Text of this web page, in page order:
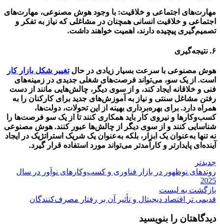
مهارت‌های اجتماعی و خلاقیت: با وجود هوش مصنوعی، مهارت‌های
اجتماعی و خلاقیت انسانی همچنان در مشاغلی که نیاز به تفکر و
تصمیم‌گیری پیچیده دارند، اهمیت خواهند داشت.
۶. نتیجه‌گیری
هوش مصنوعی با سرعت بسیار زیادی در حالتغییر شکل بازار کار
است. از یک سو، می‌تواند فرصت‌های شغلی جدیدی در زمینه‌های
فنی و خلاقانه ایجاد کند، و از سوی دیگر، چالش‌هایی مانند از دست
رفتن مشاغل سنتی و نیاز به آموزش‌های جدید برای کارکنان را به
همراه دارد. برای بهره‌برداری بهینه از این تحولات، دولت‌ها،
کسب‌وکارها و نیروی کار باید همکاری کنند تا از یک ‌سو فرصت‌ها را
شناسایی کنند و از سوی دیگر از چالش‌ها عبور کنند. هوش مصنوعی
نه تنها به‌عنوان یک ابزار، بلکه به‌عنوان یک شریک استراتژیک در ایجاد
آینده‌ای پایدارتر و کارآمدتر می‌تواند مورد استفاده قرار گیرد.
جدیدتر
روندهای نوظهور در بازار فناوری و کسب‌وکارهای نوآور در سال
2025
بازگشت به لیست
قدیمی تر
اقتصاد دیجیتال و تأثیر آن بر رفتار مصرف‌کنندگان
دیدگاهتان را بنویسید